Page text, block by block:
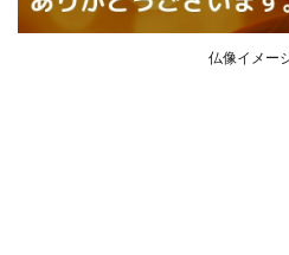
仏像イメー
プラチナメソッド2024
ブ
フリー株